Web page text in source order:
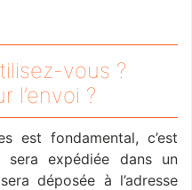
vous ?
l’envoi ?
est fondamental, c’est
sera expédiée dans un
déposée à l’adresse